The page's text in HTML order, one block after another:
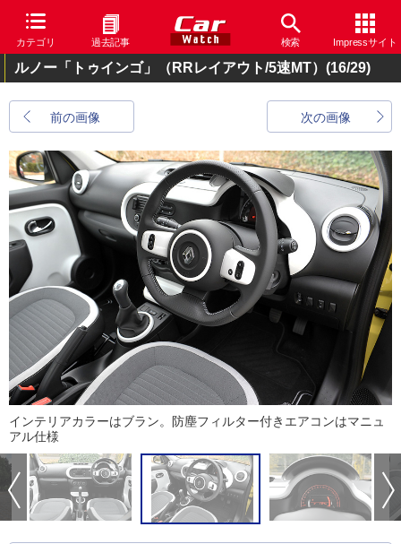
カテゴリ 過去記事 検索 Impressサイト
ルノー「トゥインゴ」（RRレイアウト/5速MT） (16/29)
前の画像 次の画像
インテリアカラーはブラン。防塵フィルター付きエアコンはマニュ
アル仕様